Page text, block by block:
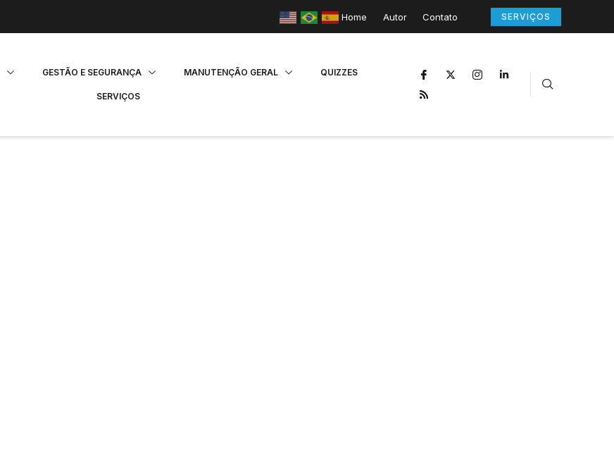
Home Autor Contato SERVIÇOS
GESTÃO E SEGURANÇA MANUTENÇÃO GERAL QUIZZES
SERVIÇOS